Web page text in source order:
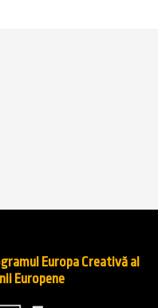
Europa Creativă al
Europene